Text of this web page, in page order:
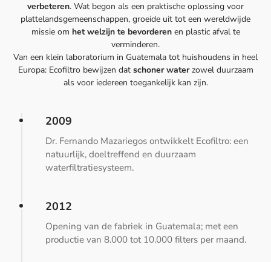
verbeteren. Wat begon als een praktische oplossing voor
plattelandsgemeenschappen, groeide uit tot een wereldwijde
missie om het welzijn te bevorderenen plastic afval te
verminderen.
Van een klein laboratorium in Guatemala tot huishoudens in heel
Europa: Ecofiltro bewijzen dat schoner waterzowel duurzaam
als voor iedereen toegankelijk kan zijn.
2009
Dr. Fernando Mazariegos ontwikkelt Ecofiltro: een
natuurlijk, doeltreffend en duurzaam
waterfiltratiesysteem.
2012
Opening van de fabriek in Guatemala; met een
productie van 8.000 tot 10.000 filters per maand.